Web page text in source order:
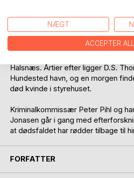
En stille novemberdag i 1946 sejler
Roskilde fjord med kurs mod
Frederiksværk. Med ombord er to
Halsnæs. Årtier efter ligger D.S.
Hundested havn, og en morgen
død kvinde i styrehuset.
Kriminalkommissær Peter Pihl og
Jonasen går i gang med
at dødsfaldet har rødder tilbage til
FORFATTER
NÆGT
ACCEPTER